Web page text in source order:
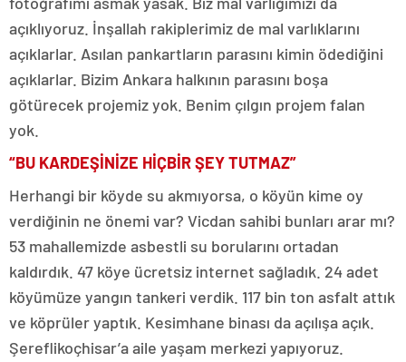
açıklıyoruz. İnşallah rakiplerimiz de mal varlıklarını
açıklarlar. Asılan pankartların parasını kimin ödediğini
açıklarlar. Bizim Ankara halkının parasını boşa
götürecek projemiz yok. Benim çılgın projem falan
yok.
“BU KARDEŞİNİZE HİÇBİR ŞEY TUTMAZ”
Herhangi bir köyde su akmıyorsa, o köyün kime oy
verdiğinin ne önemi var? Vicdan sahibi bunları arar mı?
53 mahallemizde asbestli su borularını ortadan
kaldırdık. 47 köye ücretsiz internet sağladık. 24 adet
köyümüze yangın tankeri verdik. 117 bin ton asfalt attık
ve köprüler yaptık. Kesimhane binası da açılışa açık.
Şereflikoçhisar’a aile yaşam merkezi yapıyoruz.